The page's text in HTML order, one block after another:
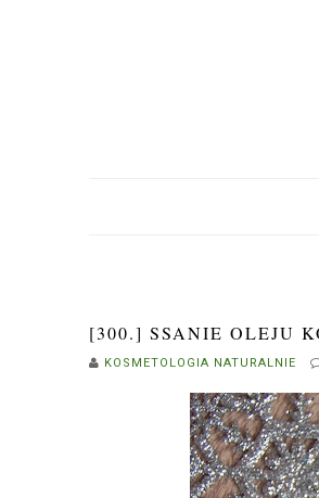
[300.] SSANIE OLEJU
KOSMETOLOGIA NATURALNIE